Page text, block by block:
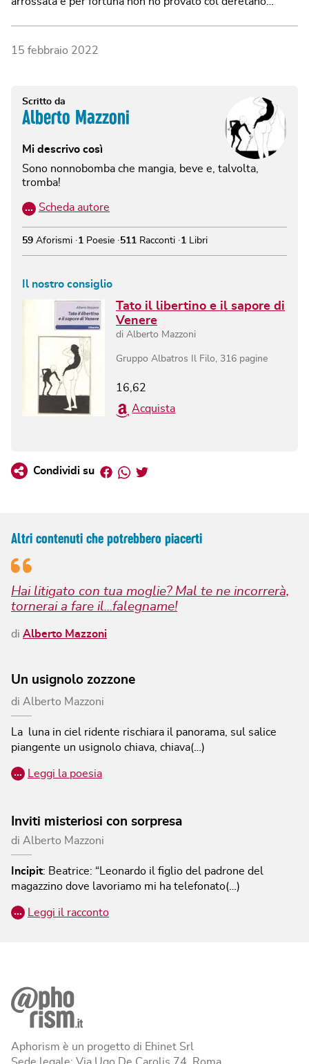
15 febbraio 2022
Scritto da
Alberto Mazzoni
Mi descrivo così
Sono nonnobomba che mangia, beve e, talvolta,
tromba!
… Scheda autore
59 Aforismi 1 Poesie 511 Racconti 1 Libri
Il nostro consiglio
Tato il libertino e il sapore di
Venere
di Alberto Mazzoni
Gruppo Albatros Il Filo 316 pagine
16,62
Acquista
Condividi su Facebook
Whatsapp
Twitter
Altri contenuti che potrebbero piacerti
Hai litigato con tua moglie? Mal te ne incorrerà,
tornerai a fare il...falegname!
di Alberto Mazzoni
Un usignolo zozzone
di Alberto Mazzoni
La luna in ciel ridente rischiara il panorama, sul salice
piangente un usignolo chiava, chiava(…)
… Leggi la poesia
Inviti misteriosi con sorpresa
di Alberto Mazzoni
Incipit: Beatrice: “Leonardo il figlio del padrone del
magazzino dove lavoriamo mi ha telefonato(…)
… Leggi il racconto
Aphorism è un progetto di Ehinet Srl